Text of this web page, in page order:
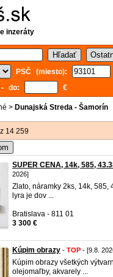
inzeráty
PSČ (miesto):
- do: €
> Dunajská Streda - Šamorín
14 259
SUPER CENA, 14k, 585,
2026]
Zlato, náramky 2ks, 14k, 585,
lyra je dov ...
Bratislava - 811 01
3 300 €
Kúpim obrazy - TOP - [9.8.
Kúpim obrazy všetkých
olejomaľby, akvarely ...